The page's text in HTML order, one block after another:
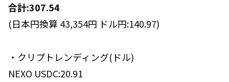
合計:307.54
(日本円換算 43,354円 ドル円:140.97)
・クリプトレンディング(ドル)
NEXO USDC:20.91